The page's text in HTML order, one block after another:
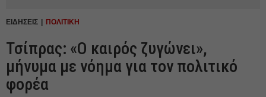
ΕΙΔΗΣΕΙΣ ΠΟΛΙΤΙΚΗ
Τσίπρας: «Ο καιρός ζυγώνει»,
μήνυμα με νόημα για τον πολιτικό
φορέα